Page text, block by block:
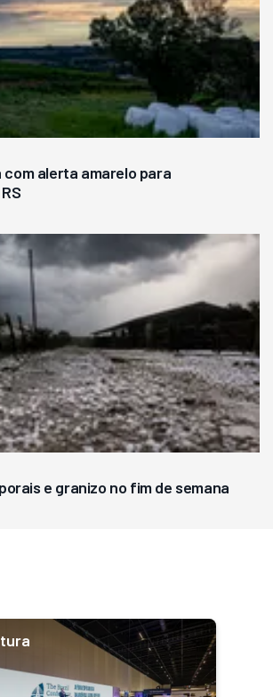
com alerta amarelo para
e granizo no fim de semana